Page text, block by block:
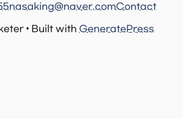
• Built with GeneratePress
nasaking@naver.comContact